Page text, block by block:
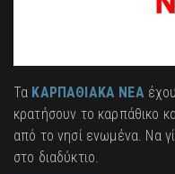
Τα ΚΑΡΠΑΘΙΑΚΑ ΝΕΑ
κρατήσουν το καρπάθικο
από το νησί ενωμένα. Να
στο διαδύκτιο.